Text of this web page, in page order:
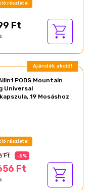
részletei
Ft
Ajándék akció!
PODS Mountain
Universal
19 Mosáshoz
részletei
Ft -5%
Ft